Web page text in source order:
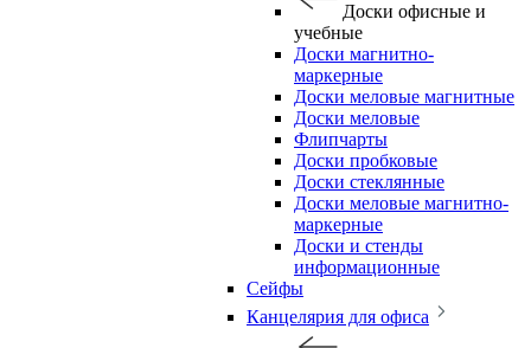
Доски офисные и
учебные
Доски магнитно-
маркерные
Доски меловые магнитные
Доски меловые
Флипчарты
Доски пробковые
Доски стеклянные
Доски меловые магнитно-
маркерные
Доски и стенды
информационные
Сейфы
Канцелярия для офиса